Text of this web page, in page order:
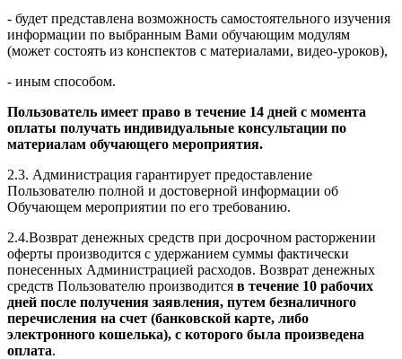
- будет представлена возможность самостоятельного изучения
информации по выбранным Вами обучающим модулям
(может состоять из конспектов с материалами, видео-уроков),
- иным способом.
Пользователь имеет право в течение 14 дней с момента
оплаты получать индивидуальные консультации по
материалам обучающего мероприятия.
2.3. Администрация гарантирует предоставление
Пользователю полной и достоверной информации об
Обучающем мероприятии по его требованию.
2.4.Возврат денежных средств при досрочном расторжении
оферты производится с удержанием суммы фактически
понесенных Администрацией расходов. Возврат денежных
средств Пользователю производится в течение 10 рабочих
дней после получения заявления, путем безналичного
перечисления на счет (банковской карте, либо
электронного кошелька), с которого была произведена
оплата.